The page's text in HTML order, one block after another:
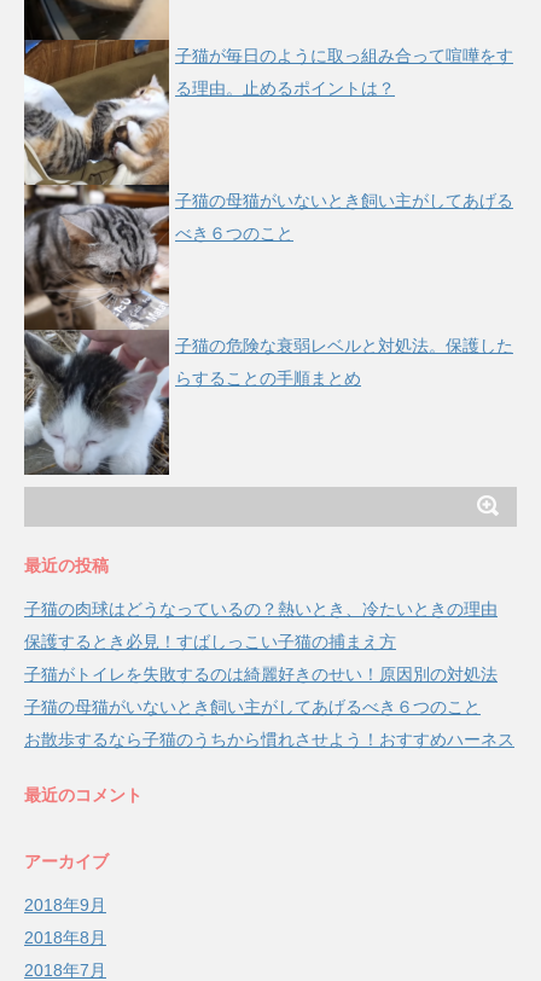
子猫が毎日のように取っ組み合って喧嘩をす
る理由。止めるポイントは？
子猫の母猫がいないとき飼い主がしてあげる
べき６つのこと
子猫の危険な衰弱レベルと対処法。保護した
らすることの手順まとめ
最近の投稿
子猫の肉球はどうなっているの？熱いとき、冷たいときの理由
保護するとき必見！すばしっこい子猫の捕まえ方
子猫がトイレを失敗するのは綺麗好きのせい！原因別の対処法
子猫の母猫がいないとき飼い主がしてあげるべき６つのこと
お散歩するなら子猫のうちから慣れさせよう！おすすめハーネス
最近のコメント
アーカイブ
2018年9月
2018年8月
2018年7月